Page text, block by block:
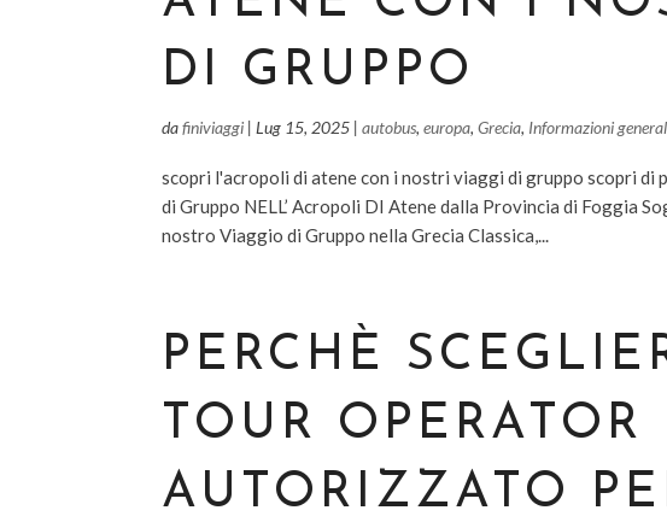
DI GRUPPO
dafiniviaggi |Lug 15, 2025 |autobus,europa,Grecia, Informazioni
scopri l'acropoli di atene con i nostri viaggi di gruppo scopri di
di Gruppo NELL’ Acropoli DI Atene dalla Provincia di Foggia
nostro Viaggio di Gruppo nella Grecia Classica,...
PERCHÈ
TOUR OPERATOR
AUTORIZZATO